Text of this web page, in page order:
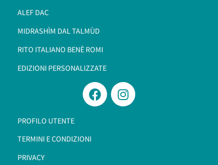
ALEF DAC
MIDRASHÌM DAL TALMÙD
RITO ITALIANO BENÈ ROMI​
EDIZIONI PERSONALIZZATE
PROFILO UTENTE
TERMINI E CONDIZIONI
PRIVACY